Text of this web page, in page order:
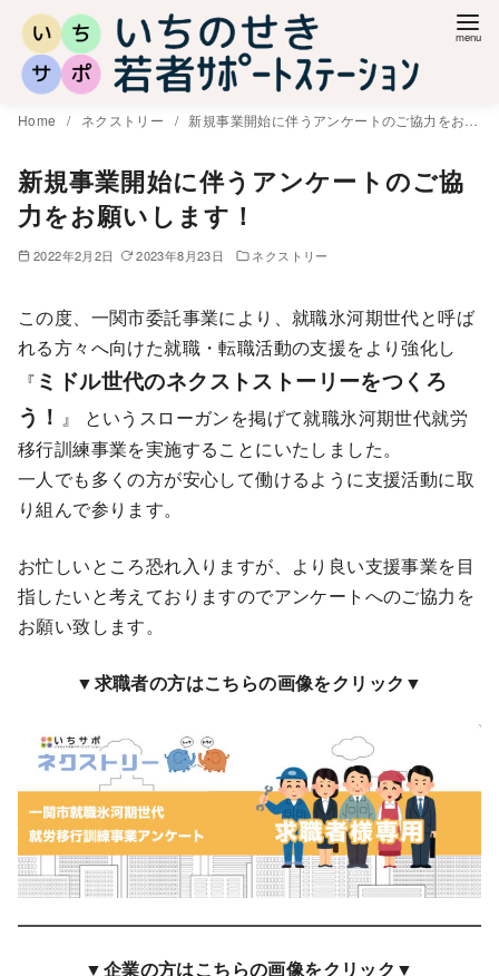
Home ネクストリー 新規事業開始に伴うアンケートのご協力をお願いします！
新規事業開始に伴うアンケートのご協
力をお願いします！
2022年2月2日 2023年8月23日 ネクストリー
この度、一関市委託事業により、就職氷河期世代と呼ば
れる方々へ向けた就職・転職活動の支援をより強化し
『 ミドル世代のネクストストーリーをつくろ
う！ 』 というスローガンを掲げて就職氷河期世代就労
移行訓練事業を実施することにいたしました。
一人でも多くの方が安心して働けるように支援活動に取
り組んで参ります。
お忙しいところ恐れ入りますが、より良い支援事業を目
指したいと考えておりますのでアンケートへのご協力を
お願い致します。
▼求職者の方はこちらの画像をクリック▼
▼企業の方はこちらの画像をクリック▼